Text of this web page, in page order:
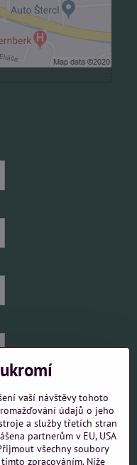
okně
vaší návštěvy tohoto
údajů o jeho
a služby třetích stran
partnerům v EU, USA
všechny soubory
zpracováním. Níže